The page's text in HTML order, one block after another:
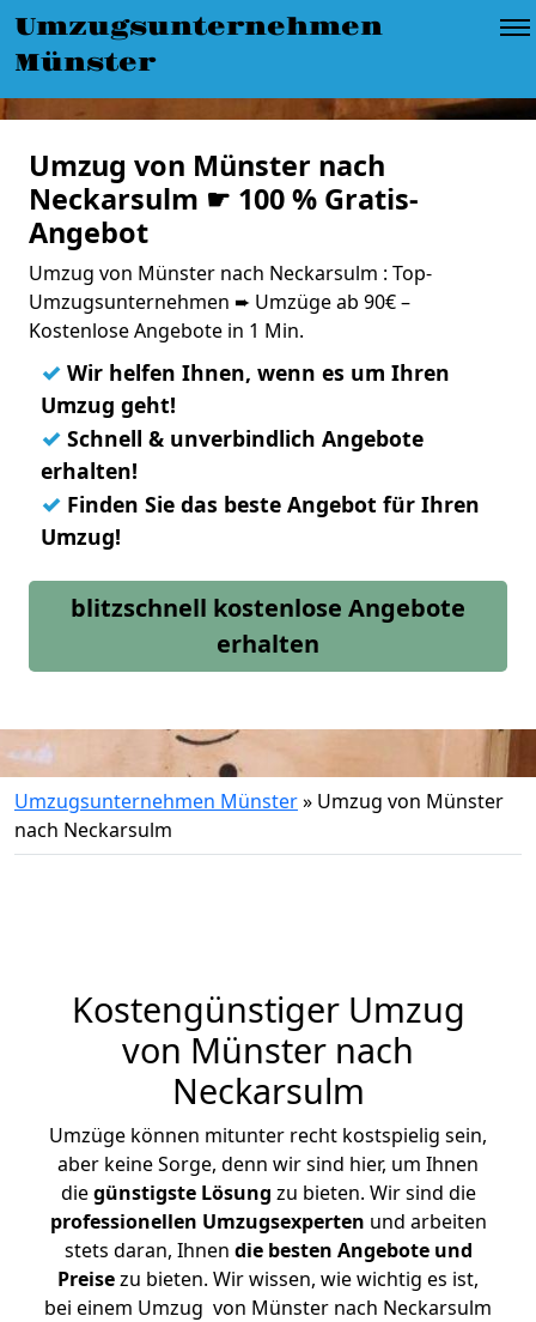
Umzugsunternehmen
Münster
Umzug von Münster nach
Neckarsulm ☛ 100 % Gratis-
Angebot
Umzug von Münster nach Neckarsulm : Top-
Umzugsunternehmen ➨ Umzüge ab 90€ –
Kostenlose Angebote in 1 Min.
✓ Wir helfen Ihnen, wenn es um Ihren
Umzug geht!
✓ Schnell & unverbindlich Angebote
erhalten!
✓ Finden Sie das beste Angebot für Ihren
Umzug!
blitzschnell kostenlose Angebote
erhalten
Umzugsunternehmen Münster» Umzug von Münster
nach Neckarsulm
Kostengünstiger Umzug
von Münster nach
Neckarsulm
Umzüge können mitunter recht kostspielig sein,
aber keine Sorge, denn wir sind hier, um Ihnen
diegünstigste Lösung zu bieten. Wir sind die
professionellen Umzugsexperten und arbeiten
stets daran, Ihnen die besten Angebote und
Preisezu bieten. Wir wissen, wie wichtig es ist,
bei einem Umzug von Münster nach Neckarsulm